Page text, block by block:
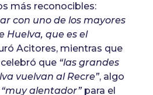
más reconocibles:
con uno de los mayores
Huelva, que es el
Acitores, mientras que
que “las grandes
vuelvan al Recre”, algo
“muy alentador”para el